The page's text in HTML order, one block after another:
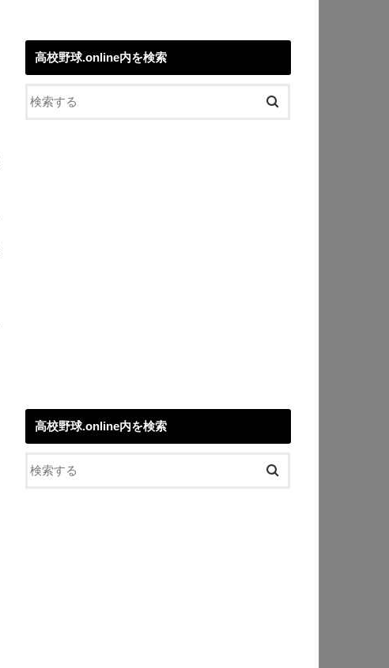
高校野球.online内を検索
高校野球.online内を検索